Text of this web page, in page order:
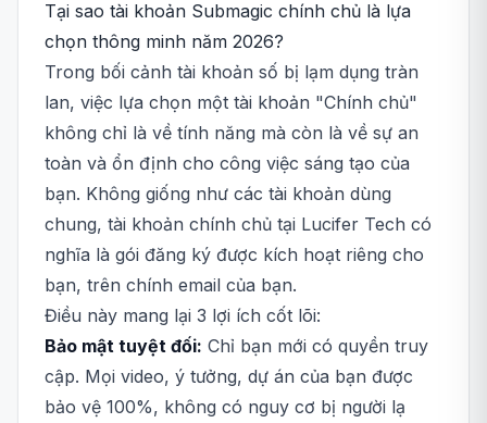
Tại sao tài khoản Submagic chính chủ là lựa
chọn thông minh năm 2026?
Trong bối cảnh tài khoản số bị lạm dụng tràn
lan, việc lựa chọn một tài khoản "Chính chủ"
không chỉ là về tính năng mà còn là về sự an
toàn và ổn định cho công việc sáng tạo của
bạn. Không giống như các tài khoản dùng
chung, tài khoản chính chủ tại Lucifer Tech có
nghĩa là gói đăng ký được kích hoạt riêng cho
bạn, trên chính email của bạn.
Điều này mang lại 3 lợi ích cốt lõi:
Bảo mật tuyệt đối: Chỉ bạn mới có quyền truy
cập. Mọi video, ý tưởng, dự án của bạn được
bảo vệ 100%, không có nguy cơ bị người lạ